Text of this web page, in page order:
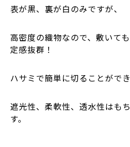
表が黒、裏が白のみですが、
高密度の織物なので、敷いて
定感抜群！
ハサミで簡単に切ることができ
遮光性、柔軟性、透水性はも
す。